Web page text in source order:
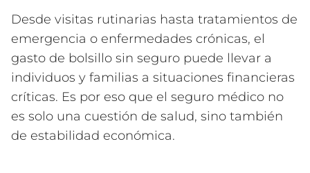
Desde visitas rutinarias hasta tratamientos de
emergencia o enfermedades crónicas, el
gasto de bolsillo sin seguro puede llevar a
individuos y familias a situaciones financieras
críticas. Es por eso que el seguro médico no
es solo una cuestión de salud, sino también
de estabilidad económica.